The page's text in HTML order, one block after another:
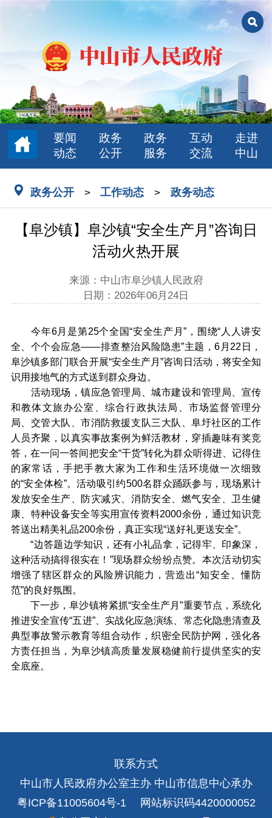
要闻
动态
政务
公开
政务
服务
互动
交流
走进
中山
政务公开 > 工作动态 > 政务动态
【阜沙镇】阜沙镇“安全生产月”咨询日
活动火热开展
来源：中山市阜沙镇人民政府
日期：2026年06月24日
今年6月是第25个全国“安全生产月”，围绕“人人讲安
全、个个会应急——排查整治风险隐患”主题，6月22日，
阜沙镇多部门联合开展“安全生产月”咨询日活动，将安全知
识用接地气的方式送到群众身边。
活动现场，镇应急管理局、城市建设和管理局、宣传
和教体文旅办公室、综合行政执法局、市场监督管理分
局、交管大队、市消防救援支队三大队、阜圩社区的工作
人员齐聚，以真实事故案例为鲜活教材，穿插趣味有奖竞
答，在一问一答间把安全“干货”转化为群众听得进、记得住
的家常话，手把手教大家为工作和生活环境做一次细致
的“安全体检”。活动吸引约500名群众踊跃参与，现场累计
发放安全生产、防灾减灾、消防安全、燃气安全、卫生健
康、特种设备安全等实用宣传资料2000余份，通过知识竞
答送出精美礼品200余份，真正实现“送好礼更送安全”。
“边答题边学知识，还有小礼品拿，记得牢、印象深，
这种活动搞得很实在！”现场群众纷纷点赞。本次活动切实
增强了辖区群众的风险辨识能力，营造出“知安全、懂防
范”的良好氛围。
下一步，阜沙镇将紧抓“安全生产月”重要节点，系统化
推进安全宣传“五进”、实战化应急演练、常态化隐患清查及
典型事故警示教育等组合动作，织密全民防护网，强化各
方责任担当，为阜沙镇高质量发展稳健前行提供坚实的安
全底座。
联系方式
中山市人民政府办公室主办 中山市信息中心承办
粤ICP备11005604号-1
网站标识码4420000052